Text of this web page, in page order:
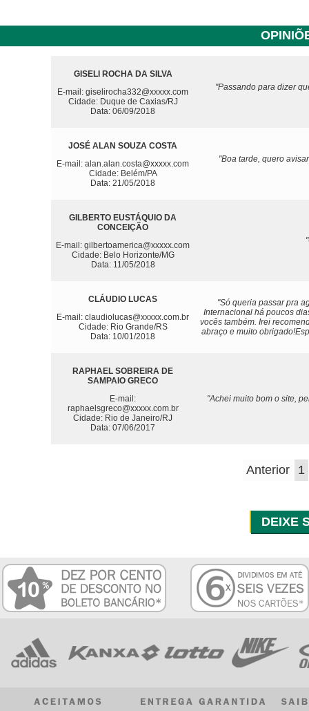
GISELI ROCHA DA SILVA
E-mail: giselirocha332@xxxxx.com
Cidade: Duque de Caxias/RJ
Data: 06/09/2018
"Passando para dizer
JOSÉ ALAN SOUZA COSTA
E-mail: alan.alan.costa@xxxxx.com
Cidade: Belém/PA
Data: 21/05/2018
"Boa tarde, quero
GILBERTO EUSTÁQUIO DA
CONCEIÇÃO
E-mail: gilbertoamerica@xxxxx.com
Cidade: Belo Horizonte/MG
Data: 11/05/2018
CLÁUDIO LUCAS
E-mail: claudiolucas@xxxxx.com.br
Cidade: Rio Grande/RS
Data: 10/01/2018
"Só queria passar pra
Internacional há poucos
vocês também. Irei
abraço e muito
RAPHAEL SOBREIRA DE
SAMPAIO GRECO
E-mail:
raphaelsgreco@xxxxx.com.br
Cidade: Rio de Janeiro/RJ
Data: 07/06/2017
"Achei muito bom o site,
Anterior 1
DEIXE